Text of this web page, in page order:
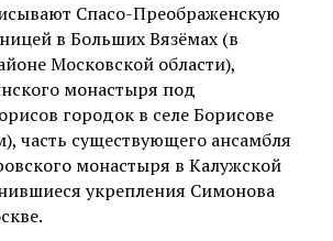
Спасо-Преображенскую
в Больших Вязёмах (в
Московской области),
монастыря под
городок в селе Борисове
часть существующего ансамбля
монастыря в Калужской
укрепления Симонова